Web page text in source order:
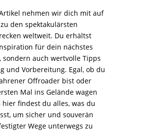
nehmen wir dich mit auf
den spektakulärsten
weltweit. Du erhältst
für dein nächstes
sondern auch wertvolle Tipps
und Vorbereitung. Egal, ob du
Offroader bist oder
Mal ins Gelände wagen
hier findest du alles, was du
um sicher und souverän
Wege unterwegs zu